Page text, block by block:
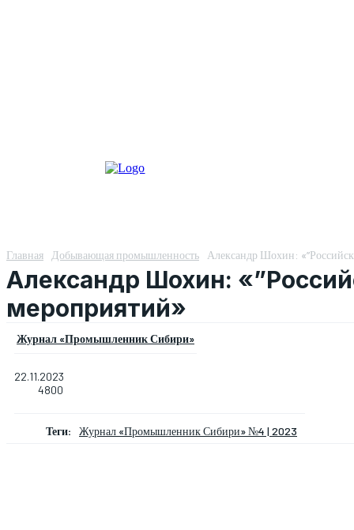
Главная Добывающая промышленность Александр Шохин:
Александр Шохин:
мероприятий»
Журнал «Промышленник Сибири»
22.11.2023
4800
Теги: Журнал «Промышленник Сибири» №4 | 2023